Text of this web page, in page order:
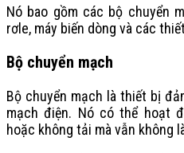
Nó bao gồm các bộ chuyển
rơle, máy biến dòng và các
Bộ chuyển mạch
Bộ chuyển mạch là thiết bị
mạch điện. Nó có thể hoạt
hoặc không tải mà vẫn không